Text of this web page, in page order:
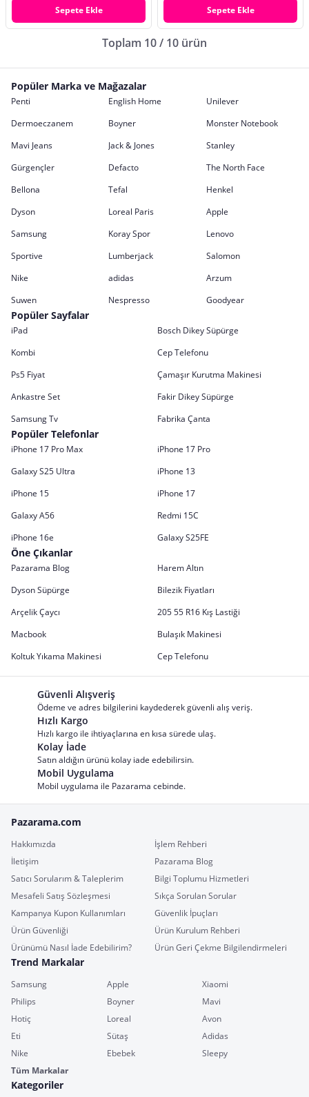
Sepete Ekle Sepete Ekle
Toplam 10 / 10 ürün
Popüler Marka ve Mağazalar
Penti English Home
Unilever
Dermoeczanem
Boyner
Monster Notebook
Mavi Jeans
Jack & Jones
Stanley
Gürgençler
Defacto
The North Face
Bellona
Tefal
Henkel
Dyson
Loreal Paris
Apple
Samsung
Koray Spor
Lenovo
Sportive
Lumberjack
Salomon
Nike
adidas
Arzum
Suwen
Nespresso Goodyear
Popüler Sayfalar
iPad
Bosch Dikey Süpürge
Kombi
Cep Telefonu
Ps5 Fiyat
Çamaşır Kurutma Makinesi
Ankastre Set
Fakir Dikey Süpürge
Samsung Tv
Fabrika Çanta
Popüler Telefonlar
iPhone 17 Pro Max
iPhone 17 Pro
Galaxy S25 Ultra
iPhone 13
iPhone 15
iPhone 17
Galaxy A56
Redmi 15C
iPhone 16e
Galaxy S25FE
Öne Çıkanlar
Pazarama Blog
Harem Altın
Dyson Süpürge
Bilezik Fiyatları
Arçelik Çaycı
205 55 R16 Kış Lastiği
Macbook
Bulaşık Makinesi
Koltuk Yıkama Makinesi
Cep Telefonu
Güvenli Alışveriş
Ödeme ve adres bilgilerini kaydederek güvenli alış veriş.
Hızlı Kargo
Hızlı kargo ile ihtiyaçlarına en kısa sürede ulaş.
Kolay İade
Satın aldığın ürünü kolay iade edebilirsin.
Mobil Uygulama
Mobil uygulama ile Pazarama cebinde.
Pazarama.com
Hakkımızda
İşlem Rehberi
İletişim
Pazarama Blog
Satıcı Sorularım & Taleplerim
Bilgi Toplumu Hizmetleri
Mesafeli Satış Sözleşmesi
Sıkça Sorulan Sorular
Kampanya Kupon Kullanımları
Güvenlik İpuçları
Ürün Güvenliği
Ürün Kurulum Rehberi
Ürünümü Nasıl İade Edebilirim?
Ürün Geri Çekme Bilgilendirmeleri
Trend Markalar
Samsung Apple
Xiaomi
Philips
Boyner
Mavi
Hotiç
Loreal
Avon
Eti
Sütaş
Adidas
Nike
Ebebek
Sleepy
Tüm Markalar
Kategoriler